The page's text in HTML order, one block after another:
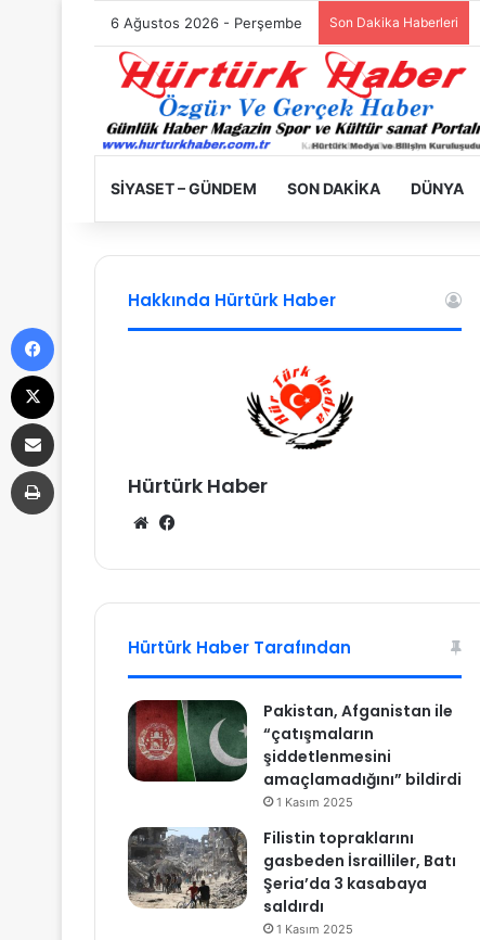
6 Ağustos 2026 - Perşembe Son Dakika Haberleri
SIYASET – GÜNDEM SON DAKIKA DÜNYA
Hakkında Hürtürk Haber
Hürtürk Haber
We
sit
esi
bo
ok
Hürtürk Haber Tarafından
Pakistan, Afganistan ile
“çatışmaların
şiddetlenmesini
amaçlamadığını” bildirdi
1 Kasım 2025
Filistin topraklarını
gasbeden İsrailliler, Batı
Şeria’da 3 kasabaya
saldırdı
1 Kasım 2025